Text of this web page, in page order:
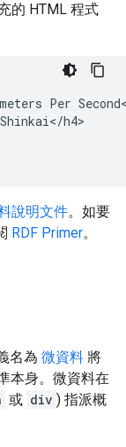
的 HTML 程式
Per
h4>
說明文件。如要
RDF Primer。
名為 微資料 將
本身。微資料在
或 div ) 指派概